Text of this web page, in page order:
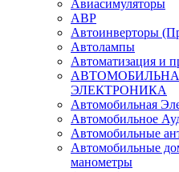
Авиасимуляторы
АВР
Автоинверторы
Автолампы
Автоматизация и
ЭЛЕКТРОНИКА
Автомобильная
Автомобильное
Автомобильные
Автомобильные
манометры